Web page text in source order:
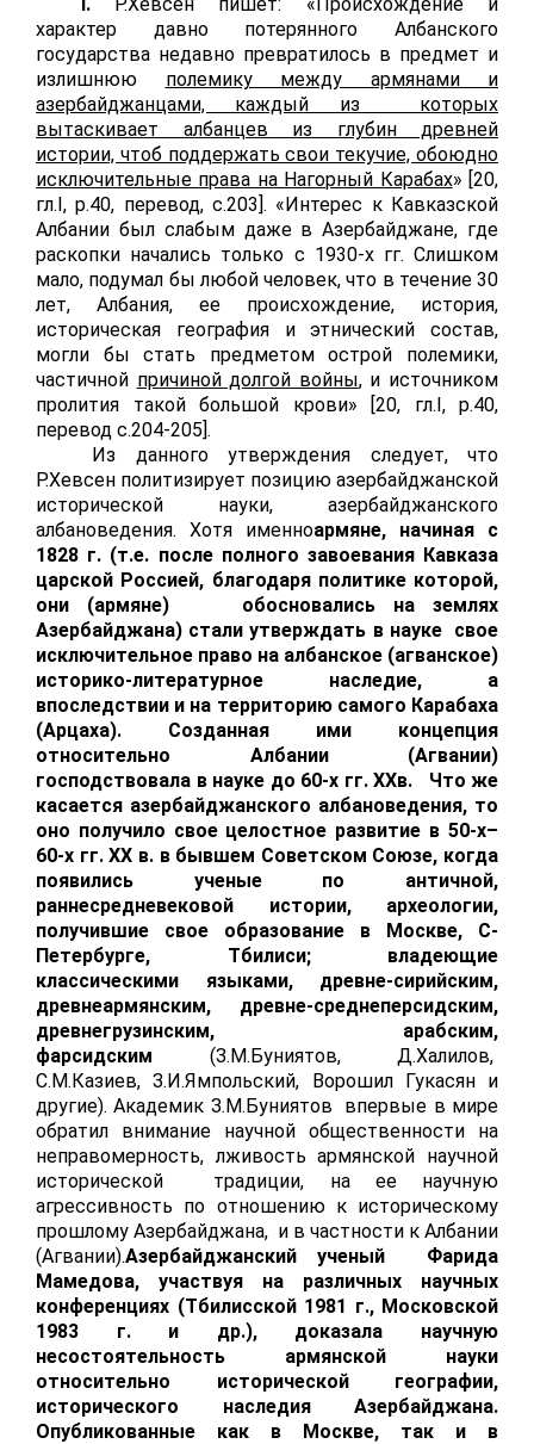
характер давно потерянного Албанского
государства недавно превратилось в предмет и
излишнюю полемику между армянами и
азербайджанцами, каждый из которых
вытаскивает албанцев из глубин древней
истории, чтоб поддержать свои текучие, обоюдно
исключительные права на Нагорный Карабах» [20,
гл.I,p.40, перевод, с.203]. «Интерес к Кавказской
Албании был слабым даже в Азербайджане, где
раскопки начались только с 1930-х гг. Слишком
мало, подумал бы любой человек, что в течение 30
лет, Албания, ее происхождение, история,
историческая география и этнический состав,
могли бы стать предметом острой полемики,
частичной причиной долгой войны, и источником
пролития такой большой крови» [20, гл.I, p.40,
перевод с.204-205].
Из данного утверждения следует, что
Р.Хевсен политизирует позицию азербайджанской
исторической науки, азербайджанского
албановедения. Хотя именноармяне, начиная с
1828 г. (т.е. после полного завоевания Кавказа
царской Россией, благодаря политике которой,
они (армяне) обосновались на землях
Азербайджана) стали утверждать в науке свое
исключительное право на албанское (агванское)
историко-литературное наследие, а
впоследствии и на территорию самого Карабаха
(Арцаха). Созданная ими концепция
относительно Албании (Агвании)
господствовала в науке до 60-х гг. XXв. Что же
касается азербайджанского албановедения, то
оно получило свое целостное развитие в 50-х–
60-х гг.XX в. в бывшем Советском Союзе, когда
появились ученые по античной,
раннесредневековой истории, археологии,
получившие свое образование в Москве, С-
Петербурге, Тбилиси; владеющие
классическими языками, древне-сирийским,
древнеармянским, древне-среднеперсидским,
древнегрузинским, арабским,
фарсидским (З.М.Буниятов, Д.Халилов,
С.М.Казиев, З.И.Ямпольский, Ворошил Гукасян и
другие). Академик З.М.Буниятов впервые в мире
обратил внимание научной общественности на
неправомерность, лживость армянской научной
исторической традиции, на ее научную
агрессивность по отношению к историческому
прошлому Азербайджана, и в частности к Албании
(Агвании).Азербайджанский ученый Фарида
Мамедова, участвуя на различных научных
конференциях (Тбилисской 1981 г., Московской
1983 г. и др.), доказала научную
несостоятельность армянской науки
относительно исторической географии,
исторического наследия Азербайджана.
Опубликованные как в Москве, так и в